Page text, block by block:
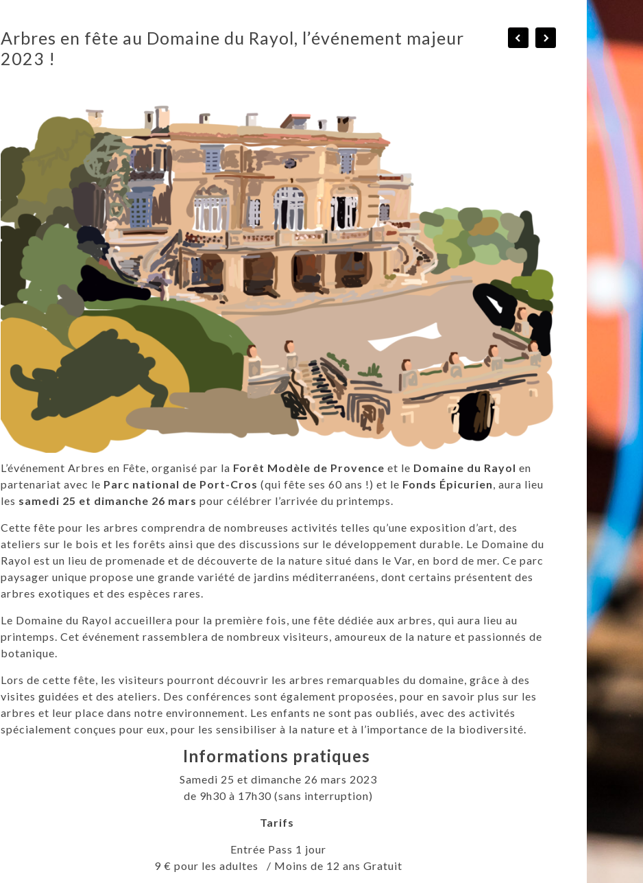
Arbres en fête au Domaine du Rayol, l’événement majeur
2023 !
L’événement Arbres en Fête, organisé par la Forêt Modèle de Provence et le Domaine du Rayol en
partenariat avec le Parc national de Port-Cros (qui fête ses 60 ans !) et le Fonds Épicurien, aura lieu
les samedi 25 et dimanche 26 mars pour célébrer l’arrivée du printemps.
Cette fête pour les arbres comprendra de nombreuses activités telles qu’une exposition d’art, des
ateliers sur le bois et les forêts ainsi que des discussions sur le développement durable. Le Domaine du
Rayol est un lieu de promenade et de découverte de la nature situé dans le Var, en bord de mer. Ce parc
paysager unique propose une grande variété de jardins méditerranéens, dont certains présentent des
arbres exotiques et des espèces rares.
Le Domaine du Rayol accueillera pour la première fois, une fête dédiée aux arbres, qui aura lieu au
printemps. Cet événement rassemblera de nombreux visiteurs, amoureux de la nature et passionnés de
botanique.
Lors de cette fête, les visiteurs pourront découvrir les arbres remarquables du domaine, grâce à des
visites guidées et des ateliers. Des conférences sont également proposées, pour en savoir plus sur les
arbres et leur place dans notre environnement. Les enfants ne sont pas oubliés, avec des activités
spécialement conçues pour eux, pour les sensibiliser à la nature et à l’importance de la biodiversité.
Informations pratiques
Samedi 25 et dimanche 26 mars 2023
de 9h30 à 17h30 (sans interruption)
Tarifs
Entrée Pass 1 jour
9 € pour les adultes / Moins de 12 ans Gratuit